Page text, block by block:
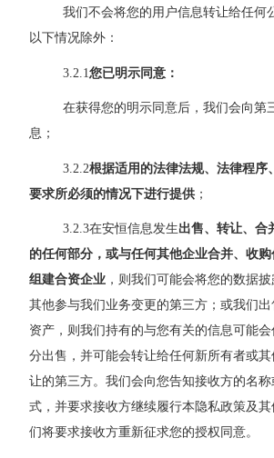
我们不会将您的用户信息转让给任何
以下情况除外：
3.2.1您已明示同意：
在获得您的明示同意后，我们会向第
息；
3.2.2根据适用的法律法规、法律程序
要求所必须的情况下进行提供 ；
3.2.3在安恒信息发生出售、转让、合
的任何部分，或与任何其他企业合并、收
组建合资企业 ，则我们可能会将您的数据
其他参与我们业务变更的第三方；或我们
资产，则我们持有的与您有关的信息可能
分出售，并可能会转让给任何新所有者或
让的第三方。我们会向您告知接收方的名
式，并要求接收方继续履行本隐私政策及
们将要求接收方重新征求您的授权同意。